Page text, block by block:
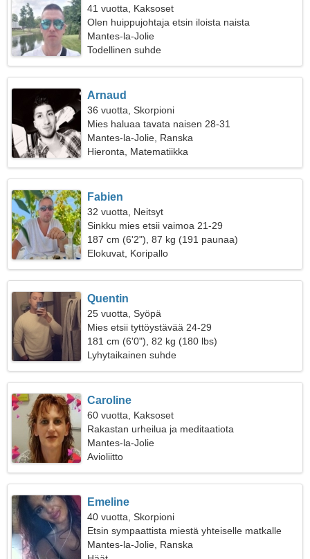
41 vuotta, Kaksoset
Olen huippujohtaja etsin iloista naista
Mantes-la-Jolie
Todellinen suhde
Arnaud
36 vuotta, Skorpioni
Mies haluaa tavata naisen 28-31
Mantes-la-Jolie, Ranska
Hieronta, Matematiikka
Fabien
32 vuotta, Neitsyt
Sinkku mies etsii vaimoa 21-29
187 cm (6'2"), 87 kg (191 paunaa)
Elokuvat, Koripallo
Quentin
25 vuotta, Syöpä
Mies etsii tyttöystävää 24-29
181 cm (6'0"), 82 kg (180 lbs)
Lyhytaikainen suhde
Caroline
60 vuotta, Kaksoset
Rakastan urheilua ja meditaatiota
Mantes-la-Jolie
Avioliitto
Emeline
40 vuotta, Skorpioni
Etsin sympaattista miestä yhteiselle matkalle
Mantes-la-Jolie, Ranska